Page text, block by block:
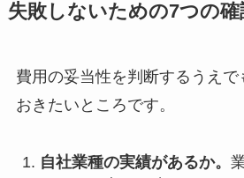
失敗しないための7つの確
費用の妥当性を判断するうえで
おきたいところです。
自社業種の実績があるか。